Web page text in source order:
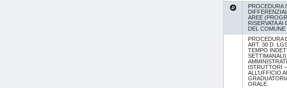
PROCEDURA
AREE
RISERVATA
DEL COMUNE
PROCEDURA
ART. 30 D.
TEMPO
ISTRUTTORI
ALL’UFFICIO
ORALE.